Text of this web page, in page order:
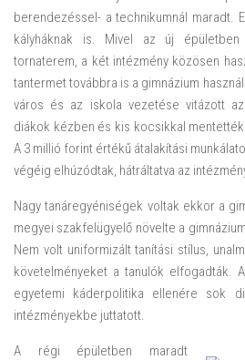
berendezéssel- a technikumnál maradt.
kályháknak is. Mivel az új
tornaterem, a két intézmény közösen
tantermet továbbra is a gimnázium
város és az iskola vezetése vitázott
diákok kézben és kis kocsikkal
A 3 millió forint értékű átalakítási
végéig elhúzódtak, hátráltatva az
Nagy tanáregyéniségek voltak ekkor a
megyei szakfelügyelő növelte a
Nem volt uniformizált tanítási stílus,
követelményeket a tanulók elfogadták.
egyetemi káderpolitika ellenére sok
intézményekbe juttatott.
A régi épületben maradt